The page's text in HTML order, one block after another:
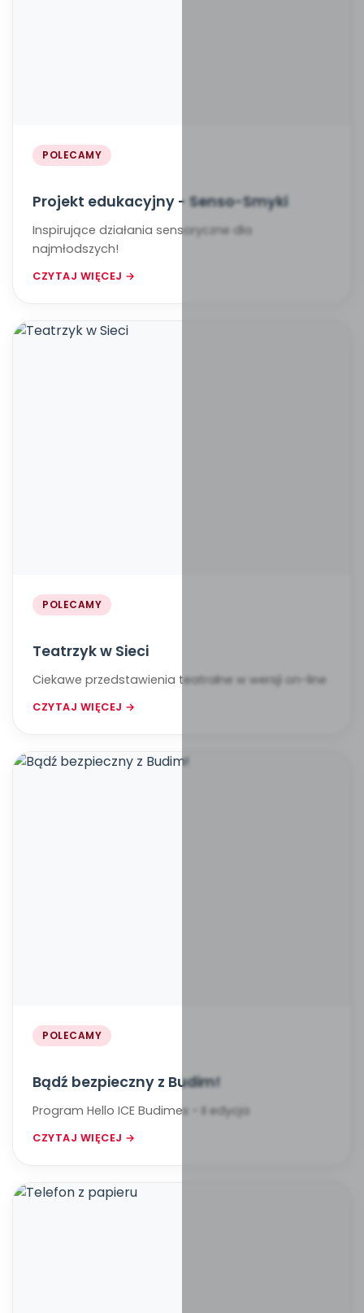
POLECAMY
Projekt edukacyjny - Senso-Smyki
Inspirujące działania sensoryczne dla
najmłodszych!
CZYTAJ WIĘCEJ →
POLECAMY
Teatrzyk w Sieci
Ciekawe przedstawienia teatralne w wersji on-line
CZYTAJ WIĘCEJ →
POLECAMY
Bądź bezpieczny z Budim!
Program Hello ICE Budimex - II edycja
CZYTAJ WIĘCEJ →